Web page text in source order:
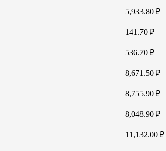
5,933.80 ₽
141.70 ₽
536.70 ₽
8,671.50 ₽
8,755.90 ₽
8,048.90 ₽
11,132.00 ₽